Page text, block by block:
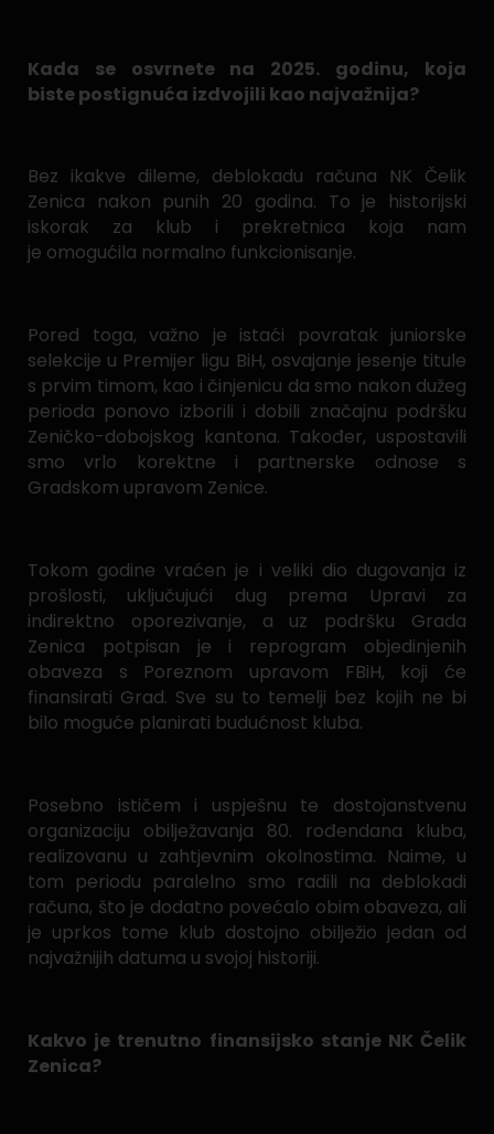
Kada se osvrnete na 2025. godinu, koja
biste postignuća izdvojili kao najvažnija?
Bez ikakve dileme, deblokadu računa NK Čelik
Zenica nakon punih 20 godina. To je historijski
iskorak za klub i prekretnica koja nam
je omogućila normalno funkcionisanje.
Pored toga, važno je istaći povratak juniorske
selekcije u Premijer ligu BiH, osvajanje jesenje titule
s prvim timom, kao i činjenicu da smo nakon dužeg
perioda ponovo izborili i dobili značajnu podršku
Zeničko-dobojskog kantona. Također, uspostavili
smo vrlo korektne i partnerske odnose s
Gradskom upravom Zenice.
Tokom godine vraćen je i veliki dio dugovanja iz
prošlosti, uključujući dug prema Upravi za
indirektno oporezivanje, a uz podršku Grada
Zenica potpisan je i reprogram objedinjenih
obaveza s Poreznom upravom FBiH, koji će
finansirati Grad. Sve su to temelji bez kojih ne bi
bilo moguće planirati budućnost kluba.
Posebno ističem i uspješnu te dostojanstvenu
organizaciju obilježavanja 80. rođendana kluba,
realizovanu u zahtjevnim okolnostima. Naime, u
tom periodu paralelno smo radili na deblokadi
računa, što je dodatno povećalo obim obaveza, ali
je uprkos tome klub dostojno obilježio jedan od
najvažnijih datuma u svojoj historiji.
Kakvo je trenutno finansijsko stanje NK Čelik
Zenica?